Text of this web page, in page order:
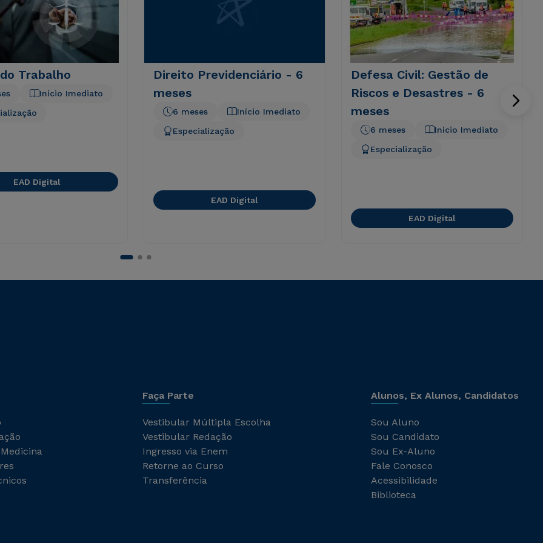
Trabalho
Início Imediato
EAD Digital
Direito Previdenciário - 6
meses
Início Imediato
6 meses
Especialização
EAD Digital
Defesa Civil: Gestão de
Riscos e Desastres - 6
meses
Início Imediato
6 meses
Especialização
EAD Digital
Faça Parte
Vestibular Múltipla Escolha
Vestibular Redação
Ingresso via Enem
Retorne ao Curso
Transferência
Alunos, Ex Alunos, Candidatos
Sou Aluno
Sou Candidato
Sou Ex-Aluno
Fale Conosco
Acessibilidade
Biblioteca